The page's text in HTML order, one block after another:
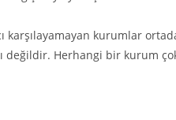
kurumlar
Herhangi bir kurum